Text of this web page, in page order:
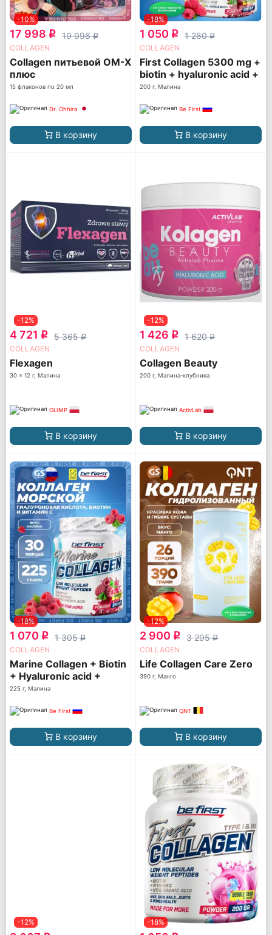
-10%
17 998 q 19 998q
COLLAGEN
Collagen питьевой ОМ-Х
плюс
15 флаконов по 20 мл
Dr. Ohhira
В корзину
-18%
1 050 q 1 280q
COLLAGEN
First Collagen 5300 mg +
biotin + hyaluronic acid +
vitamin C
200 г, Малина
Be First
В корзину
-12%
4 721 q 5 365q
COLLAGEN
Flexagen
30 x 12 г, Малина
OLIMP
В корзину
-12%
1 426 q 1 620q
COLLAGEN
Collagen Beauty
200 г, Малина-клубника
ActivLab
В корзину
-18%
1 070 q 1 305q
COLLAGEN
Marine Collagen + Biotin
+ Hyaluronic acid +
Vitamin C
225 г, Малина
Be First
В корзину
-12%
2 900 q 3 295q
COLLAGEN
Life Collagen Care Zero
390 г, Манго
QNT
В корзину
-12% -18%